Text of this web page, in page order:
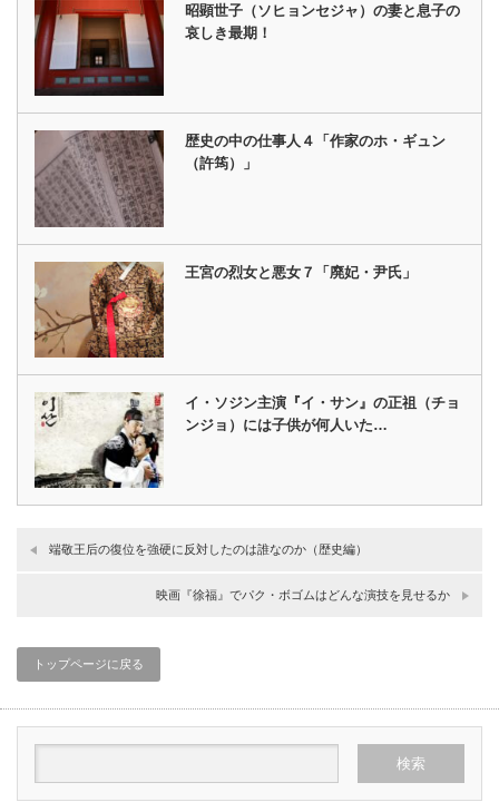
昭顕世子（ソヒョンセジャ）の妻と息子の
哀しき最期！
歴史の中の仕事人４「作家のホ・ギュン
（許筠）」
王宮の烈女と悪女７「廃妃・尹氏」
イ・ソジン主演『イ・サン』の正祖（チョ
ンジョ）には子供が何人いた…
端敬王后の復位を強硬に反対したのは誰なのか（歴史編）
映画『徐福』でパク・ボゴムはどんな演技を見せるか
トップページに戻る